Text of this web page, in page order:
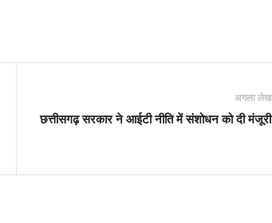
अगला लेख
छत्तीसगढ़ सरकार ने आईटी नीति में संशोधन को दी मंजूरी